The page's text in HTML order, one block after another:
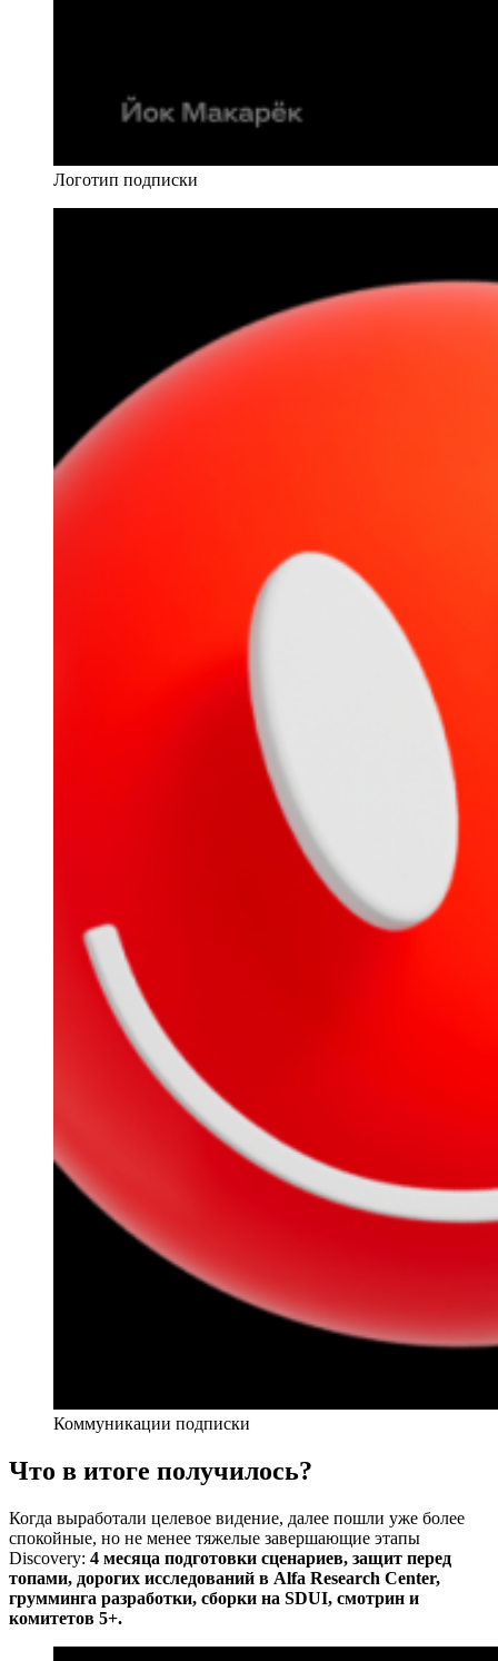
Логотип подписки
Коммуникации подписки
Что в итоге получилось?
Когда выработали целевое видение, далее пошли уже более
спокойные, но не менее тяжелые завершающие этапы
Discovery: 4 месяца подготовки сценариев, защит перед
топами, дорогих исследований в Alfa Research Center,
грумминга разработки, сборки на SDUI, смотрин и
комитетов 5+.